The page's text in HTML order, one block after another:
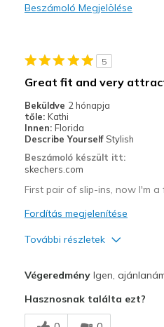
Poor Cushioning
Legjobb használat
Casual Wear
Sizing
Feels true
View On Shoes
Shoes are
Beszámoló Megjelölése
5
Great fit and very
Beküldve 2 hónapja
tőle: Kathi
Innen: Florida
Describe Yourself Stylish
Beszámoló készült itt:
skechers.com
First pair of slip-ins, now I'm a
Fordítás megjelenítése
További részletek
Comfortable
VégeredményIgen,
Hasznosnak találta ezt?